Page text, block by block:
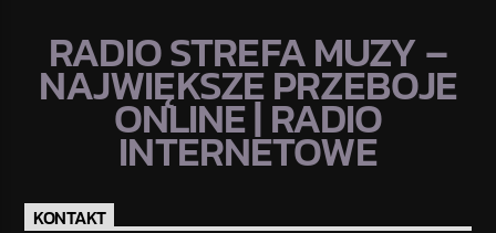
RADIO STREFA MUZY –
NAJWIĘKSZE PRZEBOJE
ONLINE | RADIO
INTERNETOWE
KONTAKT